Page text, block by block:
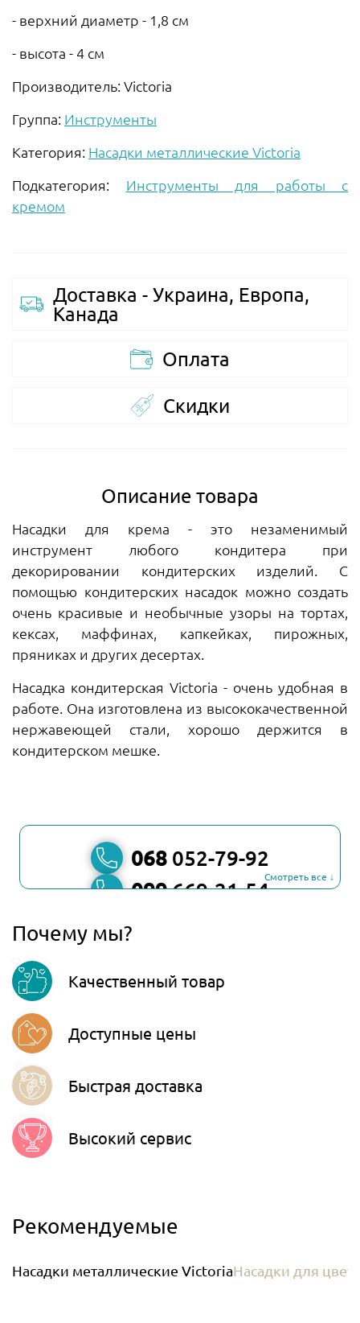
- верхний диаметр - 1,8 см
- высота - 4 см
Производитель: Victoria
Группа: Инструменты
Категория: Насадки металлические Victoria
Подкатегория: Инструменты для работы с
кремом
Доставка - Украина, Европа,
Канада
Оплата
Скидки
Описание товара
Насадки для крема - это незаменимый
инструмент любого кондитера при
декорировании кондитерских изделий. С
помощью кондитерских насадок можно создать
очень красивые и необычные узоры на тортах,
кексах, маффинах, капкейках, пирожных,
пряниках и других десертах.
Насадка кондитерская Victoria - очень удобная в
работе. Она изготовлена из высококачественной
нержавеющей стали, хорошо держится в
кондитерском мешке.
068 052-79-92
099669-21-54
067
Telegram
Смотреть все ↓
Почему мы?
Качественный товар
Доступные цены
Быстрая доставка
Высокий сервис
Рекомендуемые
Насадки металлические VictoriaНасадки для